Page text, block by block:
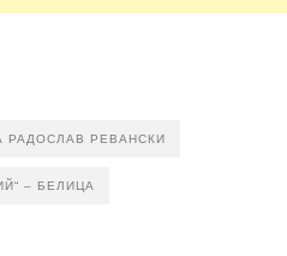
РАДОСЛАВ РЕВАНСКИ
– БЕЛИЦА